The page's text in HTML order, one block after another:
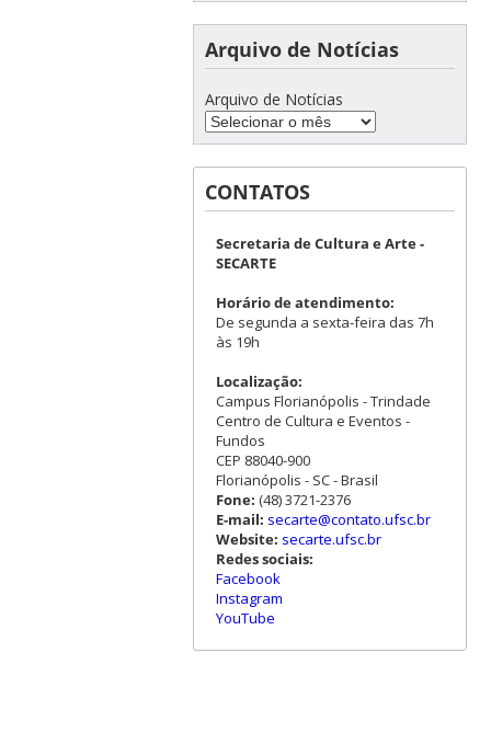
Arquivo de Notícias
Arquivo de Notícias
CONTATOS
Secretaria de Cultura e Arte -
SECARTE
Horário de atendimento:
De segunda a sexta-feira das 7h
às 19h
Localização:
Campus Florianópolis - Trindade
Centro de Cultura e Eventos -
Fundos
CEP 88040-900
Florianópolis - SC - Brasil
Fone: (48) 3721-2376
E-mail: secarte@contato.ufsc.br
Website: secarte.ufsc.br
Redes sociais:
Facebook
Instagram
YouTube